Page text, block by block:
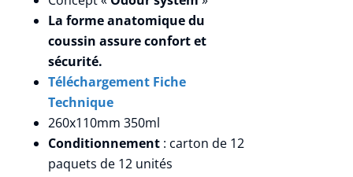
La forme anatomique du
coussin assure confort et
sécurité.
Téléchargement Fiche
Technique
260x110mm 350ml
Conditionnement: carton de 12
paquets de 12 unités